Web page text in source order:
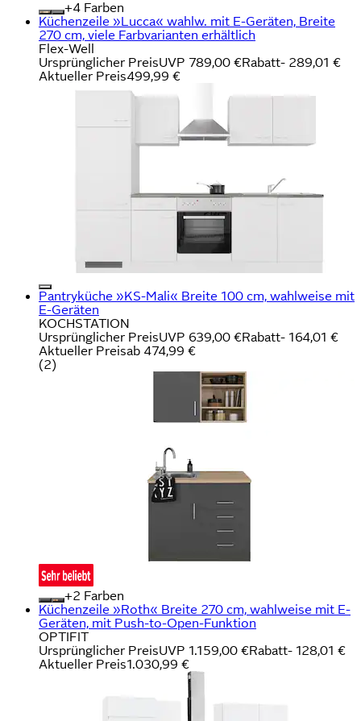
+
Farben
Küchenzeile »Lucca« wahlw. mit E-Geräten, Breite
270 cm, viele Farbvarianten erhältlich
Flex-Well
Ursprünglicher PreisUVP 789,00 €Rabatt- 289,01 €
Aktueller Preis499,99 €
Pantryküche »KS-Mali« Breite 100 cm, wahlweise mit
E-Geräten
KOCHSTATION
Ursprünglicher PreisUVP 639,00 €Rabatt- 164,01 €
Aktueller Preisab 474,99 €
(2)
+
Farben
Küchenzeile »Roth« Breite 270 cm, wahlweise mit E-
Geräten, mit Push-to-Open-Funktion
OPTIFIT
Ursprünglicher PreisUVP 1.159,00 €Rabatt- 128,01 €
Aktueller Preis1.030,99 €